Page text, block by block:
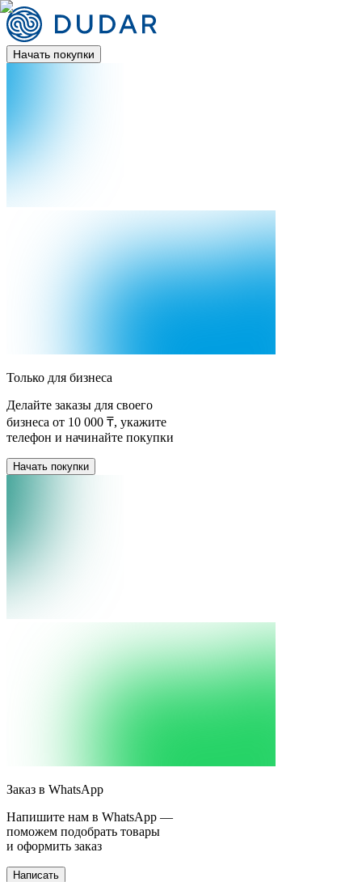
Начать покупки
Только для бизнеса
Делайте заказы для своего
бизнеса от 10 000 ₸, укажите
телефон и начинайте покупки
Начать покупки
Заказ в WhatsApp
Напишите нам в WhatsApp —
поможем подобрать товары
и оформить заказ
Написать